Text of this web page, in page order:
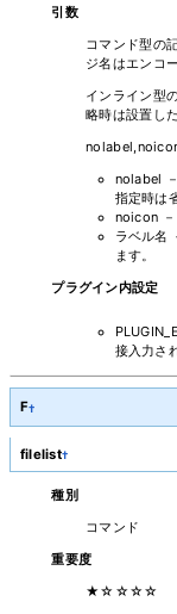
引数
コマンド型の
ジ名はエンコ
インライン型
略時は設置し
nolabel
指定時は
noicon －
ラベル名
ます。
プラグイン内設定
接入力さ
F†
filelist†
種別
コマンド
重要度
★☆☆☆☆